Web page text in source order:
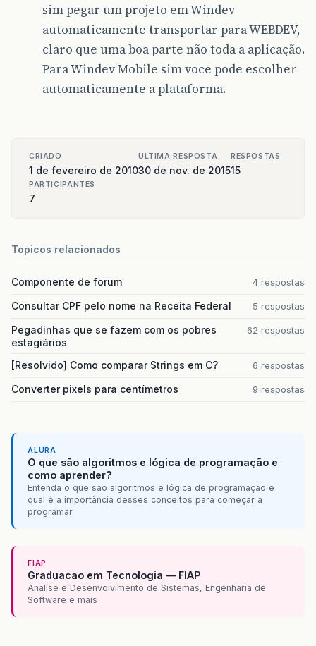
sim pegar um projeto em Windev
automaticamente transportar para WEBDEV,
claro que uma boa parte não toda a aplicação.
Para Windev Mobile sim voce pode escolher
automaticamente a plataforma.
CRIADO
1 de fevereiro de 2010
ULTIMA RESPOSTA
30 de nov. de 2015
RESPOSTAS
15
PARTICIPANTES
7
Topicos relacionados
Componente de forum 4 respostas
Consultar CPF pelo nome na Receita Federal 5 respostas
Pegadinhas que se fazem com os pobres
estagiários
62 respostas
[Resolvido] Como comparar Strings em C? 6 respostas
Converter pixels para centímetros 9 respostas
ALURA
O que são algoritmos e lógica de programação e
como aprender?
Entenda o que são algoritmos e lógica de programação e
qual é a importância desses conceitos para começar a
programar
FIAP
Graduacao em Tecnologia — FIAP
Analise e Desenvolvimento de Sistemas, Engenharia de
Software e mais